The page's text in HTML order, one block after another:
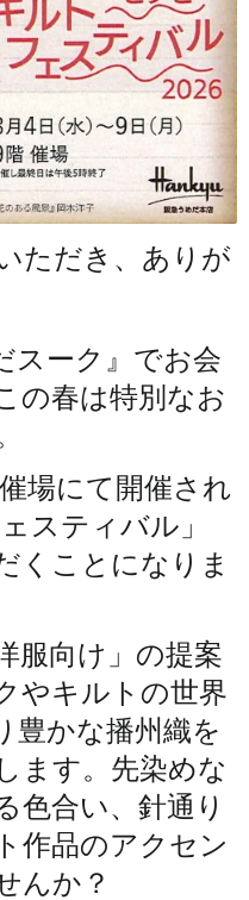
ただき、ありが
スーク』でお会
の春は特別なお
場にて開催され
スティバル」
くことになりま
服向け」の提案
やキルトの世界
豊かな播州織を
ます。先染めな
色合い、針通り
作品のアクセン
んか？